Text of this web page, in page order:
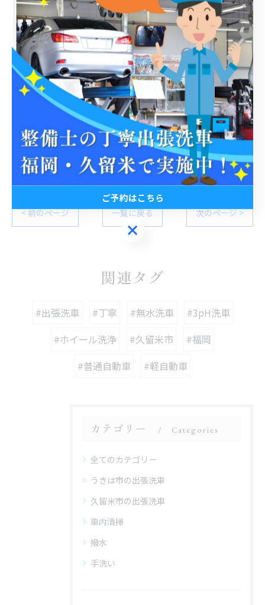
#カーライフハック #出張洗車 #自宅 #職場 #手洗い洗車
#安心 #安全 #丁寧 #無水洗車 #3pH洗車 #窓ガラス撥水
#コーティング #室内清掃 #ホイール洗浄 #うきは市 #久
留米市 #福岡 #普通自動車 #軽自動車 #時間の有効活用 #
ライフハック #車好きな人と繋がりたい #艶出し #傷消
し #年末洗車 #自家用車 ＃代行サービス
< 前のページ 一覧に戻る 次のページ >
関連タグ
#出張洗車 #丁寧 #無水洗車
#3pH洗車
#ホイール洗浄
#久留米市
#福岡
#普通自動車
#軽自動車
カテゴリー Categories
全てのカテゴリー
うきは市の出張洗車
久留米市の出張洗車
車内清掃
撥水
手洗い
ご予約はこちら
ご予約はこちら